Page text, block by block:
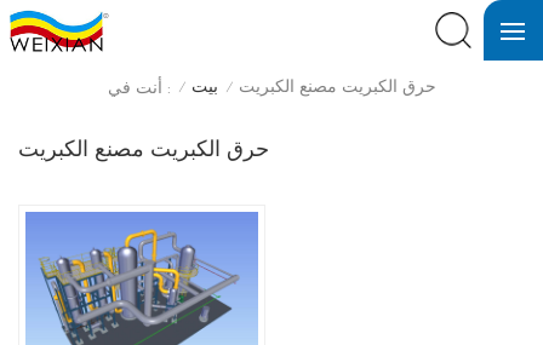
أنت في : / بيت / حرق الكبريت مصنع الكبريت
حرق الكبريت مصنع الكبريت